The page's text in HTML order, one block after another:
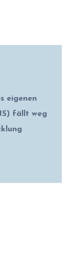
eigenen
fällt weg